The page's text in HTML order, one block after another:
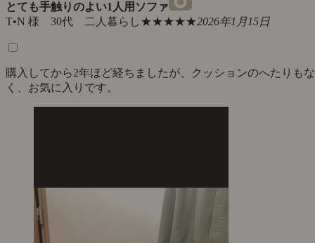
とても手触りのよい1人用ソファ
T•N 様 30代 二人暮らし★★★★★2026年1月15日
購入してから2年ほど経ちましたが、クッションのへたりもな
く、お気に入りです。